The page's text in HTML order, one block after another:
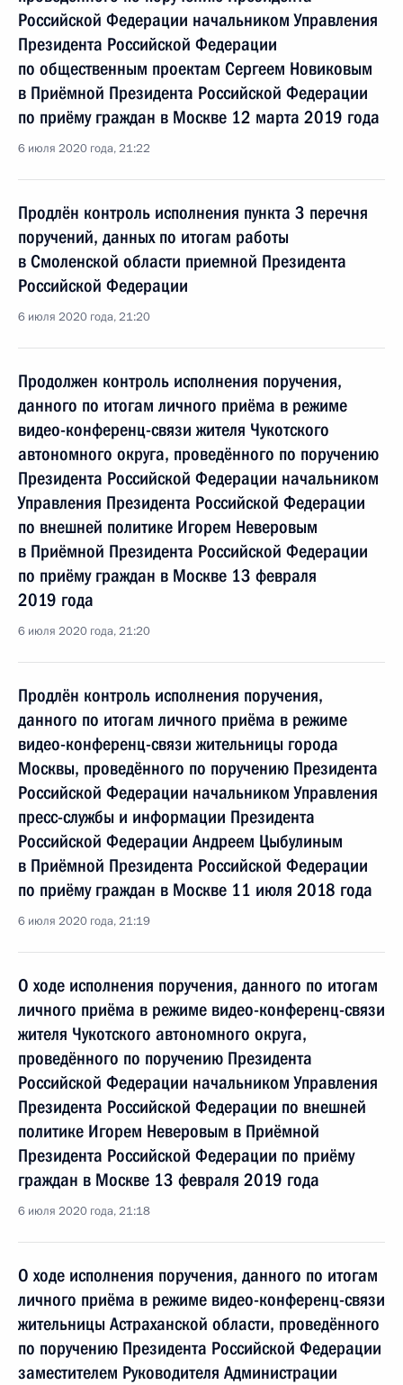
Российской Федерации начальником Управления
Президента Российской Федерации
по общественным проектам Сергеем Новиковым
в Приёмной Президента Российской Федерации
по приёму граждан в Москве 12 марта 2019 года
6 июля 2020 года, 21:22
Продлён контроль исполнения пункта 3 перечня
поручений, данных по итогам работы
в Смоленской области приемной Президента
Российской Федерации
6 июля 2020 года, 21:20
Продолжен контроль исполнения поручения,
данного по итогам личного приёма в режиме
видео-конференц-связи жителя Чукотского
автономного округа, проведённого по поручению
Президента Российской Федерации начальником
Управления Президента Российской Федерации
по внешней политике Игорем Неверовым
в Приёмной Президента Российской Федерации
по приёму граждан в Москве 13 февраля
2019 года
6 июля 2020 года, 21:20
Продлён контроль исполнения поручения,
данного по итогам личного приёма в режиме
видео-конференц-связи жительницы города
Москвы, проведённого по поручению Президента
Российской Федерации начальником Управления
пресс-службы и информации Президента
Российской Федерации Андреем Цыбулиным
в Приёмной Президента Российской Федерации
по приёму граждан в Москве 11 июля 2018 года
6 июля 2020 года, 21:19
О ходе исполнения поручения, данного по итогам
личного приёма в режиме видео-конференц-связи
жителя Чукотского автономного округа,
проведённого по поручению Президента
Российской Федерации начальником Управления
Президента Российской Федерации по внешней
политике Игорем Неверовым в Приёмной
Президента Российской Федерации по приёму
граждан в Москве 13 февраля 2019 года
6 июля 2020 года, 21:18
О ходе исполнения поручения, данного по итогам
личного приёма в режиме видео-конференц-связи
жительницы Астраханской области, проведённого
по поручению Президента Российской Федерации
заместителем Руководителя Администрации